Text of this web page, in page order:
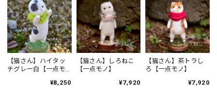
【猫さん】ハイタッ
チグレー白【一点モ
¥8,250
【猫さん】しろねこ
【一点モノ】
¥7,920
【猫さん】茶トラし
ろ【一点モノ】
¥7,920